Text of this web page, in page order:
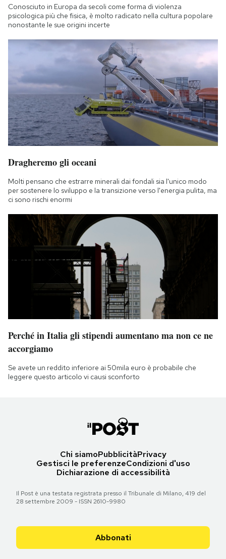
Conosciuto in Europa da secoli come forma di violenza
psicologica più che fisica, è molto radicato nella cultura popolare
nonostante le sue origini incerte
Dragheremo gli oceani
Molti pensano che estrarre minerali dai fondali sia l'unico modo
per sostenere lo sviluppo e la transizione verso l'energia pulita, ma
ci sono rischi enormi
Perché in Italia gli stipendi aumentano ma non ce ne
accorgiamo
Se avete un reddito inferiore ai 50mila euro è probabile che
leggere questo articolo vi causi sconforto
Chi siamoPubblicitàPrivacy
Gestisci le preferenzeCondizioni d'uso
Dichiarazione di accessibilità
Il Post è una testata registrata presso il Tribunale di Milano, 419 del
28 settembre 2009 - ISSN 2610-9980
Abbonati